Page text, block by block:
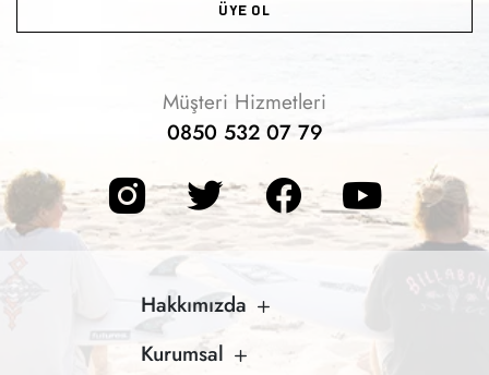
ÜYE OL
Müşteri Hizmetleri
0850 532 07 79
Hakkımızda
Kurumsal